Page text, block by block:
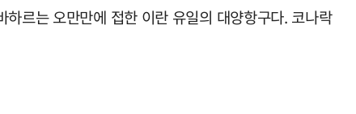
르는 오만만에 접한 이란 유일의 대양항구다. 코나락